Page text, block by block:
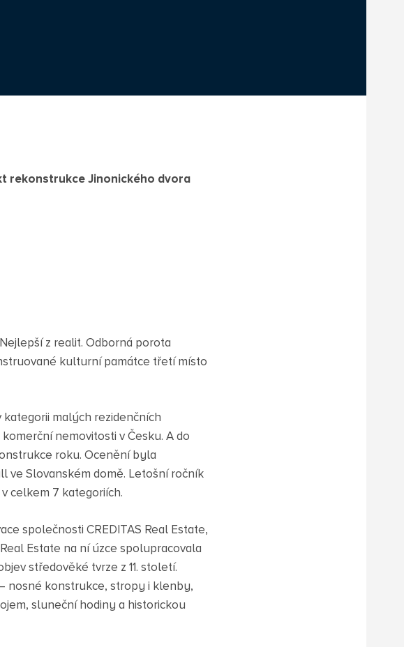
rekonstrukce Jinonického dvora
z realit. Odborná porota
kulturní památce třetí místo
kategorii malých rezidenčních
nemovitosti v Česku. A do
roku. Ocenění byla
ve Slovanském domě. Letošní ročník
celkem 7 kategoriích.
společnosti CREDITAS Real Estate,
Estate na ní úzce spolupracovala
středověké tvrze z 11. století.
nosné konstrukce, stropy i klenby,
sluneční hodiny a historickou